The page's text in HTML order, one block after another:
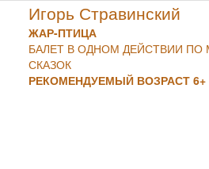
Игорь Стравинский
ЖАР-ПТИЦА
БАЛЕТ В ОДНОМ ДЕЙСТВИИ
СКАЗОК
РЕКОМЕНДУЕМЫЙ ВОЗРАСТ 6+